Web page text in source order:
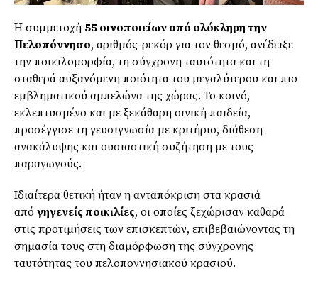
Η συμμετοχή 55 οινοποιείων από ολόκληρη την
Πελοπόννησο, αριθμός-ρεκόρ για τον θεσμό, ανέδειξε
την ποικιλομορφία, τη σύγχρονη ταυτότητα και τη
σταθερά αυξανόμενη ποιότητα του μεγαλύτερου και πιο
εμβληματικού αμπελώνα της χώρας. Το κοινό,
εκλεπτυσμένο και με ξεκάθαρη οινική παιδεία,
προσέγγισε τη γευσιγνωσία με κριτήριο, διάθεση
ανακάλυψης και ουσιαστική συζήτηση με τους
παραγωγούς.
Ιδιαίτερα θετική ήταν η ανταπόκριση στα κρασιά
από γηγενείς ποικιλίες, οι οποίες ξεχώρισαν καθαρά
στις προτιμήσεις των επισκεπτών, επιβεβαιώνοντας τη
σημασία τους στη διαμόρφωση της σύγχρονης
ταυτότητας του πελοποννησιακού κρασιού.